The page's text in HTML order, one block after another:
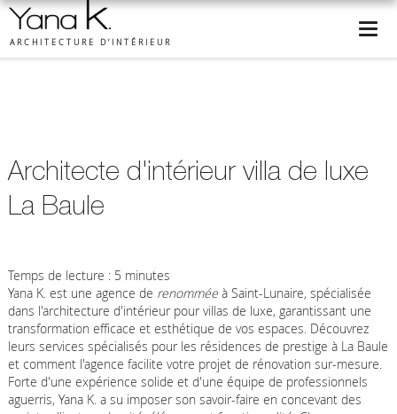
ARCHITECTURE D’INTÉRIEUR
Architecte d'intérieur villa de luxe
La Baule
Temps de lecture : 5 minutes
Yana K. est une agence de renomméeà Saint-Lunaire, spécialisée
dans l'architecture d'intérieur pour villas de luxe, garantissant une
transformation efficace et esthétique de vos espaces. Découvrez
leurs services spécialisés pour les résidences de prestige à La Baule
et comment l'agence facilite votre projet de rénovation sur-mesure.
Forte d'une expérience solide et d'une équipe de professionnels
aguerris, Yana K. a su imposer son savoir-faire en concevant des